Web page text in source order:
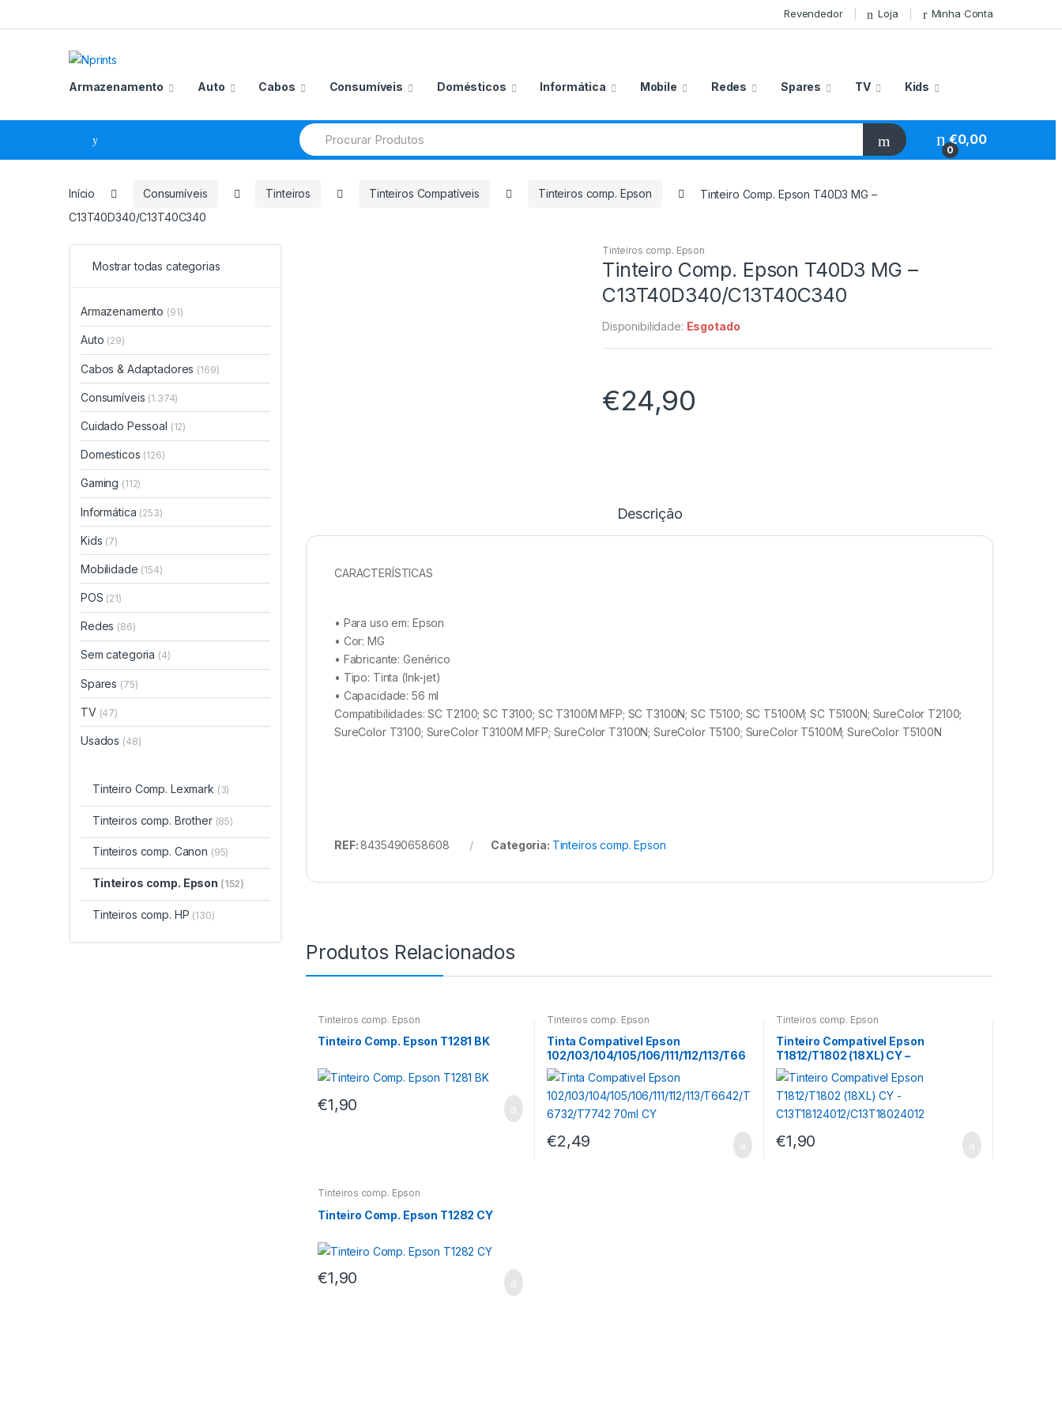
para
para
Revendedor Loja Minha Conta
Armazenamento Auto Cabos Consumíveis Domésticos Informática Mobile Redes Spares TV Kids
Procurar
por:
0
€0,00
Início Consumíveis Tinteiros Tinteiros Compatíveis Tinteiros comp. Epson
Tinteiro Comp. Epson T40D3 MG –
C13T40D340/C13T40C340
Tinteiros comp. Epson
Tinteiro Comp. Epson T40D3 MG –
C13T40D340/C13T40C340
Disponibilidade: Esgotado
€24,90
Descrição
CARACTERÍSTICAS
• Para uso em: Epson
• Cor:MG
• Fabricante:Genérico
• Tipo: Tinta (Ink-jet)
• Capacidade:56 ml
Compatibilidades: SC T2100; SC T3100; SC T3100M MFP; SC T3100N; SC T5100; SC T5100M; SC T5100N; SureColor T2100;
SureColor T3100; SureColor T3100M MFP; SureColor T3100N; SureColor T5100; SureColor T5100M; SureColor T5100N
REF:8435490658608 Categoria: Tinteiros comp. Epson
Produtos Relacionados
Tinteiros comp. Epson
Tinteiro Comp. Epson T1281 BK
€1,90
Tinteiros comp. Epson
Tinta Compativel Epson
102/103/104/105/106/111/112/113/T66
42/T6732/T7742 70ml CY
€2,49
Tinteiros comp. Epson
Tinteiro Compativel Epson
T1812/T1802 (18XL) CY –
C13T18124012/C13T18024012
€1,90
Tinteiros comp. Epson
Tinteiro Comp. Epson T1282 CY
€1,90
Mostrar todas categorias
Armazenamento (91)
Auto (29)
Cabos & Adaptadores (169)
Consumíveis (1.374)
Cuidado Pessoal (12)
Domesticos (126)
Gaming (112)
Informática (253)
Kids (7)
Mobilidade (154)
POS (21)
Redes (86)
Sem categoria (4)
Spares (75)
TV (47)
Usados (48)
Tinteiro Comp. Lexmark (3)
Tinteiros comp. Brother (85)
Tinteiros comp. Canon (95)
Tinteiros comp. Epson (152)
Tinteiros comp. HP (130)